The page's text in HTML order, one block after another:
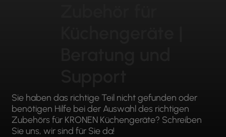
Sie haben das richtige Teil nicht gefunden oder
benötigen Hilfe bei der Auswahl des richtigen
Zubehörs für KRONEN Küchengeräte? Schreiben
Sie uns, wir sind für Sie da!